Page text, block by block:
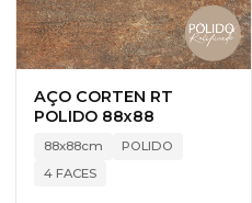
AÇO CORTEN RT
POLIDO 88x88
88x88cm
POLIDO
4 FACES